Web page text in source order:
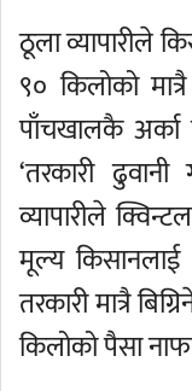
ठूला व्यापारीले
९० किलोको
पाँचखालकै अर्का
‘तरकारी
व्यापारीले
मूल्य
तरकारी मात्रै
किलोको पैसा